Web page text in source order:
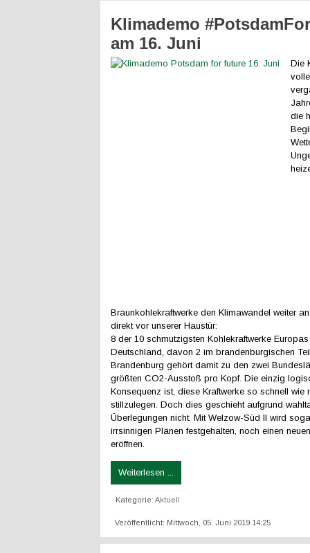
Klimademo
am 16. Juni
Die
die
Braunkohlekraftwerke den Klimawandel weiter
direkt vor unserer Haustür:
8 der 10 schmutzigsten Kohlekraftwerke
Deutschland, davon 2 im brandenburgischen
Brandenburg gehört damit zu den zwei
größten CO2-Ausstoß pro Kopf. Die einzig
Konsequenz ist, diese Kraftwerke so schnell wie
stillzulegen. Doch dies geschieht aufgrund
Überlegungen nicht. Mit Welzow-Süd II wird
irrsinnigen Plänen festgehalten, noch einen
eröffnen.
Weiterlesen ...
Kategorie: Aktuell
Veröffentlicht: Mittwoch, 05. Juni 2019 14:25